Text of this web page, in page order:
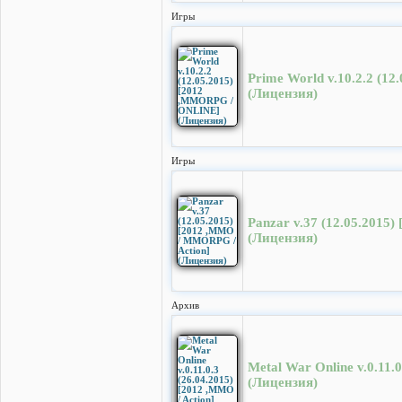
Игры
Prime World v.10.2.2
(Лицензия)
Игры
Panzar v.37
(Лицензия)
Архив
Metal War Online
(Лицензия)